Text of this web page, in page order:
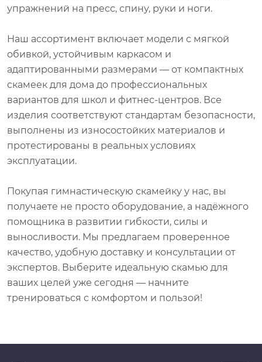
упражнений на пресс, спину, руки и ноги.
Наш ассортимент включает модели с мягкой
обивкой, устойчивым каркасом и
адаптированными размерами — от компактных
скамеек для дома до профессиональных
вариантов для школ и фитнес-центров. Все
изделия соответствуют стандартам безопасности,
выполнены из износостойких материалов и
протестированы в реальных условиях
эксплуатации.
Покупая гимнастическую скамейку у нас, вы
получаете не просто оборудование, а надёжного
помощника в развитии гибкости, силы и
выносливости. Мы предлагаем проверенное
качество, удобную доставку и консультации от
экспертов. Выберите идеальную скамью для
ваших целей уже сегодня — начните
тренироваться с комфортом и пользой!